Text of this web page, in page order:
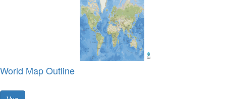
World Map Outline